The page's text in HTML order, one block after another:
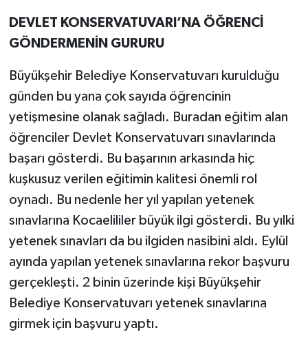
DEVLET KONSERVATUVARI’NA ÖĞRENCİ
GÖNDERMENİN GURURU
Büyükşehir Belediye Konservatuvarı kurulduğu
günden bu yana çok sayıda öğrencinin
yetişmesine olanak sağladı. Buradan eğitim alan
öğrenciler Devlet Konservatuvarı sınavlarında
başarı gösterdi. Bu başarının arkasında hiç
kuşkusuz verilen eğitimin kalitesi önemli rol
oynadı. Bu nedenle her yıl yapılan yetenek
sınavlarına Kocaelililer büyük ilgi gösterdi. Bu yılki
yetenek sınavları da bu ilgiden nasibini aldı. Eylül
ayında yapılan yetenek sınavlarına rekor başvuru
gerçekleşti. 2 binin üzerinde kişi Büyükşehir
Belediye Konservatuvarı yetenek sınavlarına
girmek için başvuru yaptı.